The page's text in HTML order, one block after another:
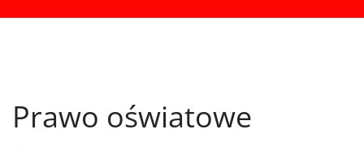
Prawo oświatowe